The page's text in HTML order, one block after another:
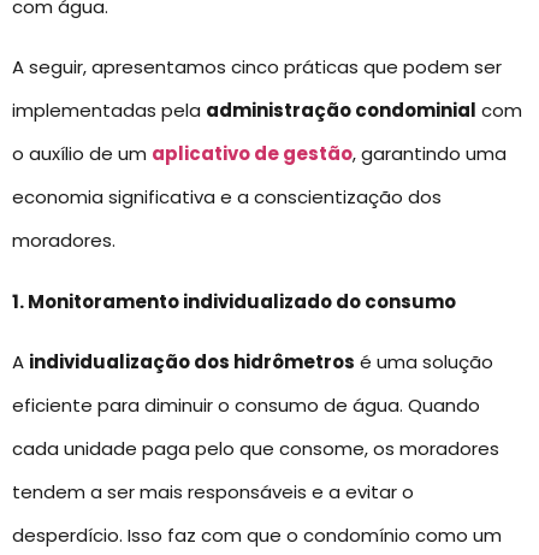
com água.
A seguir, apresentamos cinco práticas que podem ser
implementadas pela administração condominial com
o auxílio de um aplicativo de gestão, garantindo uma
economia significativa e a conscientização dos
moradores.
1. Monitoramento individualizado do consumo
A individualização dos hidrômetros é uma solução
eficiente para diminuir o consumo de água. Quando
cada unidade paga pelo que consome, os moradores
tendem a ser mais responsáveis e a evitar o
desperdício. Isso faz com que o condomínio como um